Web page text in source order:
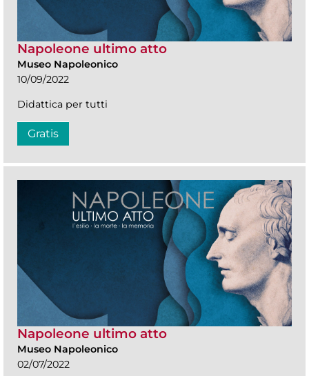
Napoleone ultimo atto
Museo Napoleonico
10/09/2022
Didattica per tutti
Gratis
Napoleone ultimo atto
Museo Napoleonico
02/07/2022